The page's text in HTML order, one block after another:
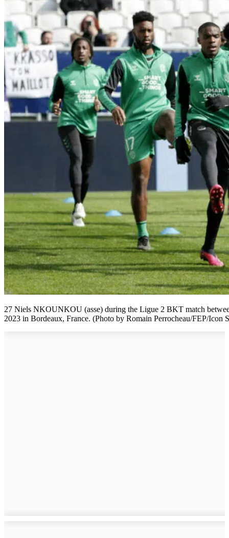
27 Niels NKOUNKOU (asse) during the Ligue 2 BKT match
2023 in Bordeaux, France. (Photo by Romain Perrocheau/FEP/Icon